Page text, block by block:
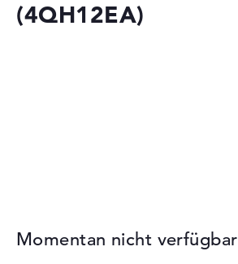
(4QH12EA)
Momentan nicht verfügbar